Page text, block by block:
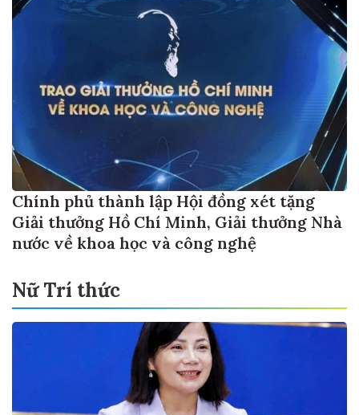
Chính phủ thành lập Hội đồng xét tặng
Giải thưởng Hồ Chí Minh, Giải thưởng Nhà
nước về khoa học và công nghệ
Nữ Trí thức